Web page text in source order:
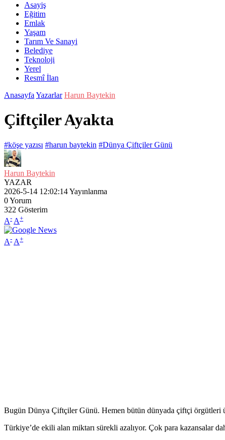
Asayiş
Eğitim
Emlak
Yaşam
Tarım Ve Sanayi
Belediye
Teknoloji
Yerel
Resmî İlan
Anasayfa Yazarlar Harun Baytekin
Çiftçiler Ayakta
#köşe yazısı #harun baytekin #Dünya Çiftçiler Günü
Harun Baytekin
YAZAR
2026-5-14 12:02:14Yayınlanma
0Yorum
322 Gösterim
A- A+
A- A+
Bugün Dünya Çiftçiler Günü. Hemen bütün dünyada çiftçi örgütleri
Türkiye’de ekili alan miktarı sürekli azalıyor. Çok para kazansalar